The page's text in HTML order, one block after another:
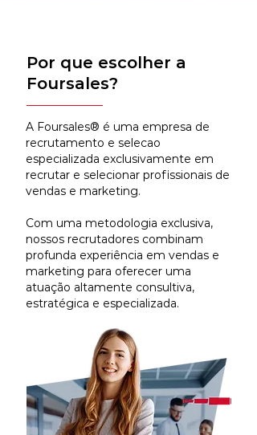
Por que escolher a
Foursales?
A Foursales® é uma empresa de
recrutamento e selecao
especializada exclusivamente em
recrutar e selecionar profissionais de
vendas e marketing.
Com uma metodologia exclusiva,
nossos recrutadores combinam
profunda experiência em vendas e
marketing para oferecer uma
atuação altamente consultiva,
estratégica e especializada.